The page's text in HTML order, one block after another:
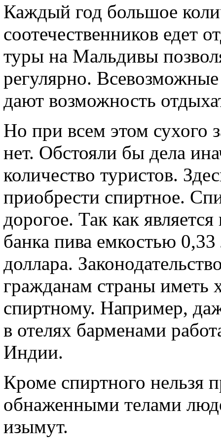
Каждый год большое
соотечественников едет
туры на Мальдивы
регулярно.
дают возможность
Но при всем этом сухого
нет. Обстояли бы дела
количество туристов.
приобрести спиртное.
дорогое. Так как
банка пива емкостью
доллара.
гражданам страны иметь
спиртному. Например,
в отелях барменами
Индии.
Кроме спиртного нельзя
обнаженными телами
изымут.